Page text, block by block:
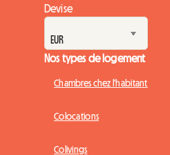
Devise
Nos types de logement
Chambres chez l'habitant
Colocations
Colivings